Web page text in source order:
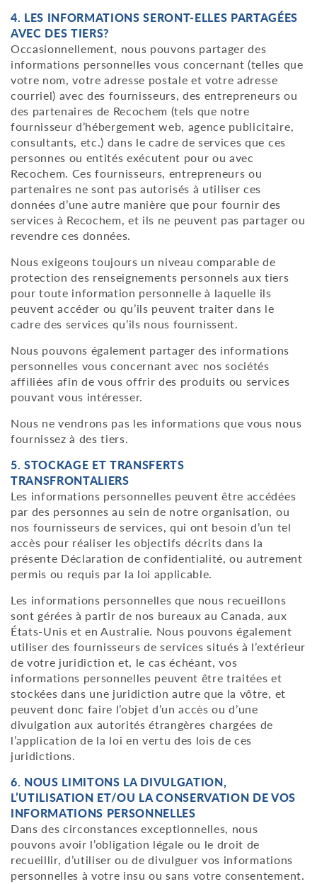
4. LES INFORMATIONS SERONT-ELLES PARTAGÉES
AVEC DES TIERS?
Occasionnellement, nous pouvons partager des
informations personnelles vous concernant (telles que
votre nom, votre adresse postale et votre adresse
courriel) avec des fournisseurs, des entrepreneurs ou
des partenaires de Recochem (tels que notre
fournisseur d’hébergement web, agence publicitaire,
consultants, etc.) dans le cadre de services que ces
personnes ou entités exécutent pour ou avec
Recochem. Ces fournisseurs, entrepreneurs ou
partenaires ne sont pas autorisés à utiliser ces
données d’une autre manière que pour fournir des
services à Recochem, et ils ne peuvent pas partager ou
revendre ces données.
Nous exigeons toujours un niveau comparable de
protection des renseignements personnels aux tiers
pour toute information personnelle à laquelle ils
peuvent accéder ou qu’ils peuvent traiter dans le
cadre des services qu’ils nous fournissent.
Nous pouvons également partager des informations
personnelles vous concernant avec nos sociétés
affiliées afin de vous offrir des produits ou services
pouvant vous intéresser.
Nous ne vendrons pas les informations que vous nous
fournissez à des tiers.
5. STOCKAGE ET TRANSFERTS
TRANSFRONTALIERS
Les informations personnelles peuvent être accédées
par des personnes au sein de notre organisation, ou
nos fournisseurs de services, qui ont besoin d’un tel
accès pour réaliser les objectifs décrits dans la
présente Déclaration de confidentialité, ou autrement
permis ou requis par la loi applicable.
Les informations personnelles que nous recueillons
sont gérées à partir de nos bureaux au Canada, aux
États-Unis et en Australie. Nous pouvons également
utiliser des fournisseurs de services situés à l’extérieur
de votre juridiction et, le cas échéant, vos
informations personnelles peuvent être traitées et
stockées dans une juridiction autre que la vôtre, et
peuvent donc faire l’objet d’un accès ou d’une
divulgation aux autorités étrangères chargées de
l’application de la loi en vertu des lois de ces
juridictions.
6. NOUS LIMITONS LA DIVULGATION,
L’UTILISATION ET/OU LA CONSERVATION DE VOS
INFORMATIONS PERSONNELLES
Dans des circonstances exceptionnelles, nous
pouvons avoir l’obligation légale ou le droit de
recueillir, d’utiliser ou de divulguer vos informations
personnelles à votre insu ou sans votre consentement.